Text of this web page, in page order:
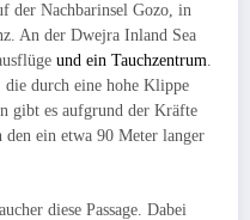
der Nachbarinsel Gozo, in
An der Dwejra Inland Sea
und ein Tauchzentrum.
die durch eine hohe Klippe
gibt es aufgrund der Kräfte
den ein etwa 90 Meter langer
diese Passage. Dabei